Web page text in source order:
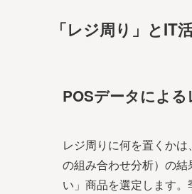
「レジ周り」とIT
POSデータによ
レジ周りに何を置くか
の組み合わせ分析）の
い」商品を選定します。